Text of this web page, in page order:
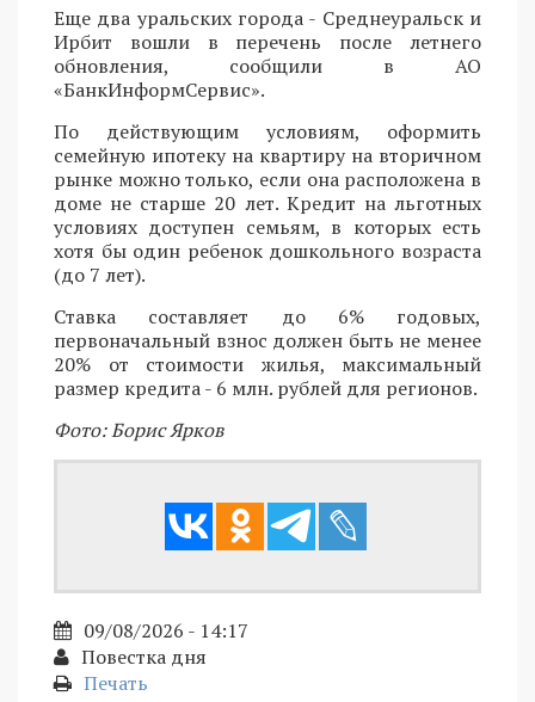
Еще два уральских города - Среднеуральск и
Ирбит вошли в перечень после летнего
обновления, сообщили в АО
«БанкИнформСервис».
По действующим условиям, оформить
семейную ипотеку на квартиру на вторичном
рынке можно только, если она расположена в
доме не старше 20 лет. Кредит на льготных
условиях доступен семьям, в которых есть
хотя бы один ребенок дошкольного возраста
(до 7 лет).
Ставка составляет до 6% годовых,
первоначальный взнос должен быть не менее
20% от стоимости жилья, максимальный
размер кредита - 6 млн. рублей для регионов.
Фото: Борис Ярков
09/08/2026 - 14:17
Повестка дня
Печать